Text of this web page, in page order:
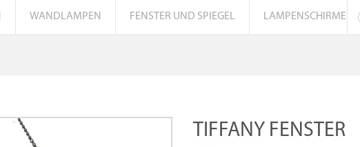
WANDLAMPEN FENSTER UND SPIEGEL LAMPENSCHIRME
TIFFANY FENSTER